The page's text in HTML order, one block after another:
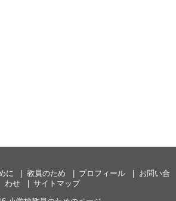
に 教員のため プロフィール
お問い合
わせ
サイトマップ